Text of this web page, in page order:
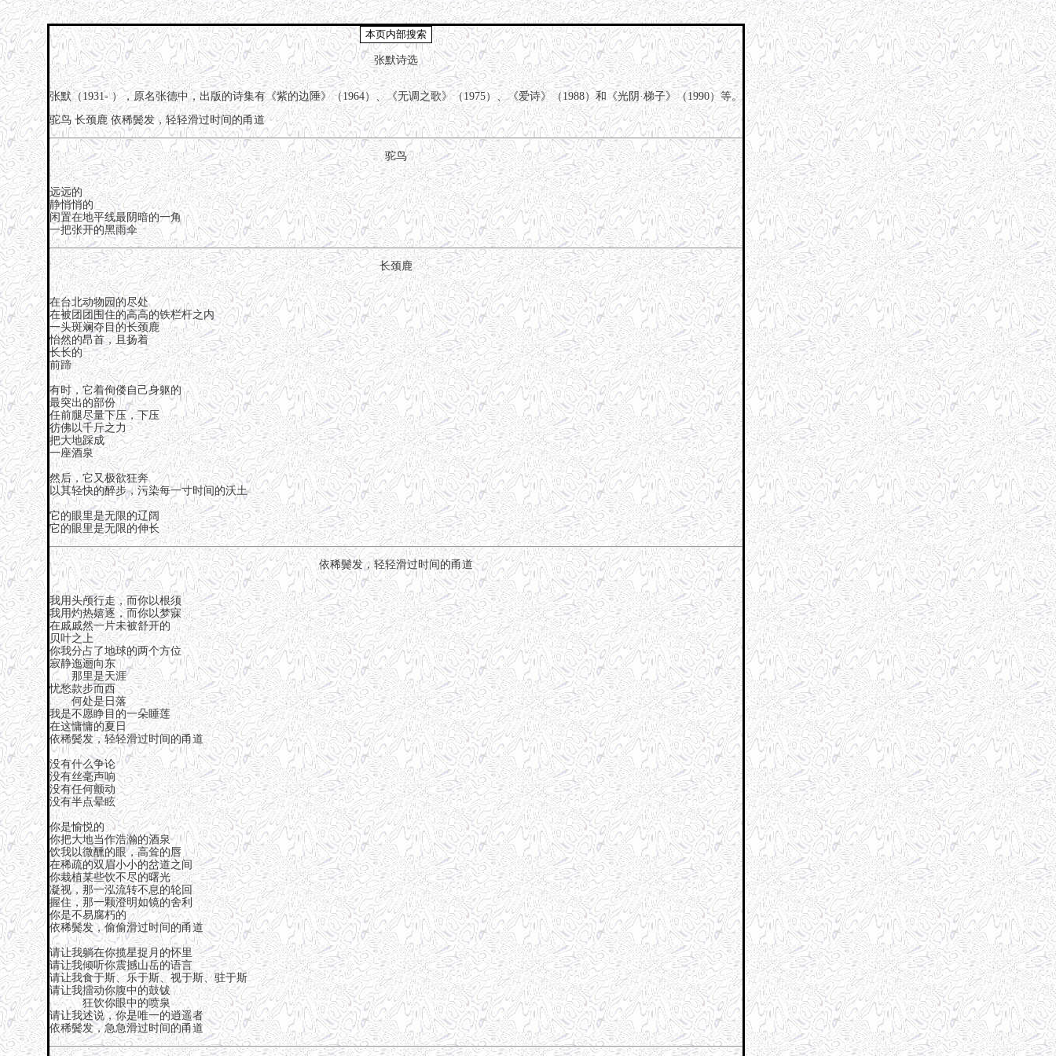
张默诗选
张默（1931- ），原名张德中，出版的诗集有《紫的边陲》（1964）、《无调之歌》（1975）、《爱诗》（1988）和《光阴·梯子》（1990）等。
驼鸟 长颈鹿 依稀鬓发，轻轻滑过时间的甬道
驼鸟
远远的
静悄悄的
闲置在地平线最阴暗的一角
一把张开的黑雨伞
长颈鹿
在台北动物园的尽处
在被团团围住的高高的铁栏杆之内
一头斑斓夺目的长颈鹿
怡然的昂首，且扬着
长长的
前蹄
有时，它着佝偻自己身躯的
最突出的部份
任前腿尽量下压，下压
彷佛以千斤之力
把大地踩成
一座酒泉
然后，它又极欲狂奔
以其轻快的醉步，污染每一寸时间的沃土
它的眼里是无限的辽阔
它的眼里是无限的伸长
依稀鬓发，轻轻滑过时间的甬道
我用头颅行走，而你以根须
我用灼热嬉逐，而你以梦寐
在戚戚然一片未被舒开的
贝叶之上
你我分占了地球的两个方位
寂静迤逦向东
那里是天涯
忧愁款步而西
何处是日落
我是不愿睁目的一朵睡莲
在这慵慵的夏日
依稀鬓发，轻轻滑过时间的甬道
没有什么争论
没有丝毫声响
没有任何颤动
没有半点晕眩
你是愉悦的
你把大地当作浩瀚的酒泉
饮我以微醺的眼，高耸的唇
在稀疏的双眉小小的岔道之间
你栽植某些饮不尽的曙光
凝视，那一泓流转不息的轮回
握住，那一颗澄明如镜的舍利
你是不易腐朽的
依稀鬓发，偷偷滑过时间的甬道
请让我躺在你揽星捉月的怀里
请让我倾听你震撼山岳的语言
请让我食于斯、乐于斯、视于斯、驻于斯
请让我擂动你腹中的鼓钹
狂饮你眼中的喷泉
请让我述说，你是唯一的逍遥者
依稀鬓发，急急滑过时间的甬道